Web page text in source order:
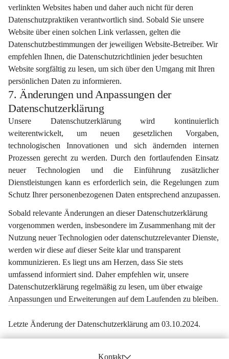
verlinkten Websites haben und daher auch nicht für deren
Datenschutzpraktiken verantwortlich sind. Sobald Sie unsere
Website über einen solchen Link verlassen, gelten die
Datenschutzbestimmungen der jeweiligen Website-Betreiber. Wir
empfehlen Ihnen, die Datenschutzrichtlinien jeder besuchten
Website sorgfältig zu lesen, um sich über den Umgang mit Ihren
persönlichen Daten zu informieren.
7. Änderungen und Anpassungen der
Datenschutzerklärung
Unsere Datenschutzerklärung wird kontinuierlich
weiterentwickelt, um neuen gesetzlichen Vorgaben,
technologischen Innovationen und sich ändernden internen
Prozessen gerecht zu werden. Durch den fortlaufenden Einsatz
neuer Technologien und die Einführung zusätzlicher
Dienstleistungen kann es erforderlich sein, die Regelungen zum
Schutz Ihrer personenbezogenen Daten entsprechend anzupassen.
Sobald relevante Änderungen an dieser Datenschutzerklärung
vorgenommen werden, insbesondere im Zusammenhang mit der
Nutzung neuer Technologien oder datenschutzrelevanter Dienste,
werden wir diese auf dieser Seite klar und transparent
kommunizieren. Es liegt uns am Herzen, dass Sie stets
umfassend informiert sind. Daher empfehlen wir, unsere
Datenschutzerklärung regelmäßig zu lesen, um über etwaige
Anpassungen und Erweiterungen auf dem Laufenden zu bleiben.
Letzte Änderung der Datenschutzerklärung am 03.10.2024.
Kontakt